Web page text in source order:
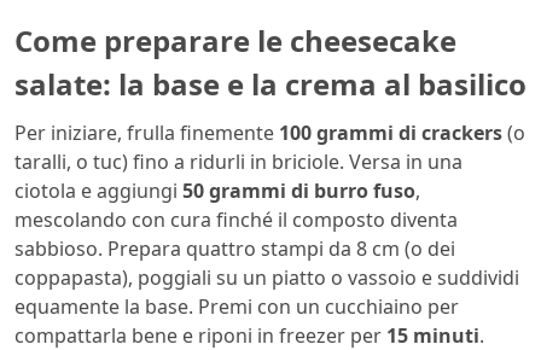
Come preparare le cheesecake
salate: la base e la crema al basilico
Per iniziare, frulla finemente 100 grammi di crackers(o
taralli, o tuc) fino a ridurli in briciole. Versa in una
ciotola e aggiungi 50 grammi di burro fuso,
mescolando con cura finché il composto diventa
sabbioso. Prepara quattro stampi da 8 cm (o dei
coppapasta), poggiali su un piatto o vassoio e suddividi
equamente la base. Premi con un cucchiaino per
compattarla bene e riponi in freezer per 15 minuti.